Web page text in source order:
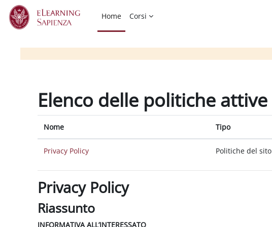
Vai al contenuto principale
Home
Corsi
Elenco delle politiche attive
Nome Tipo
Privacy Policy Politiche del sito
Privacy Policy
Riassunto
INFORMATIVA ALL’INTERESSATO